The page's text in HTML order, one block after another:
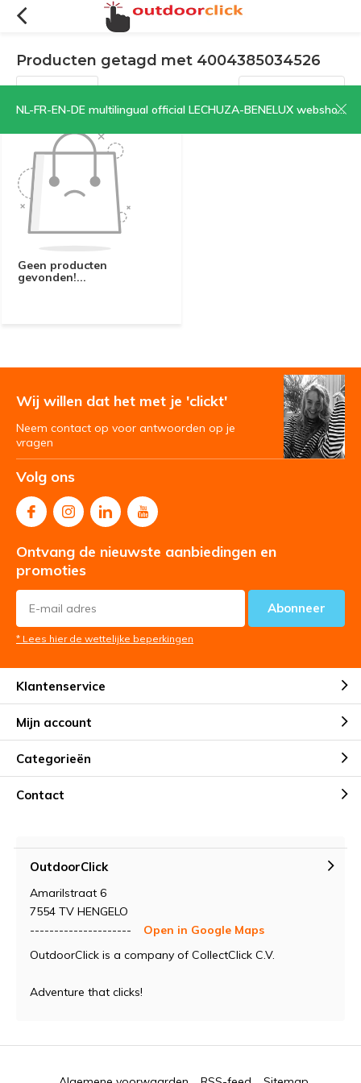
NL-FR-EN-DE multilingual official LECHUZA-BENELUX webshop | CLICK HERE NOW!
Producten getagd met 4004385034526
Filters Sorteren op:
Geen producten
gevonden!...
Wij willen dat het met je 'clickt'
Neem contact op voor antwoorden op je
vragen
Volg ons
Ontvang de nieuwste aanbiedingen en
promoties
Abonneer
* Lees hier de wettelijke beperkingen
Klantenservice
Mijn account
Categorieën
Contact
OutdoorClick
Amarilstraat 6
7554 TV HENGELO
---------------------
Open in Google Maps
OutdoorClick is a company of CollectClick C.V.
Adventure that clicks!